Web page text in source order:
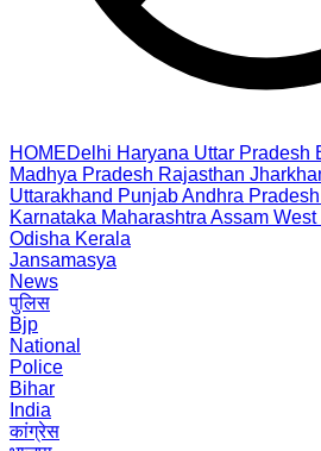
HOMEDelhi Haryana Uttar Pradesh
Madhya Pradesh Rajasthan
Uttarakhand PunjabAndhra Pradesh
Karnataka Maharashtra Assam West
Odisha Kerala
Jansamasya
News
पुलिस
Bjp
National
Police
Bihar
India
कांग्रेस